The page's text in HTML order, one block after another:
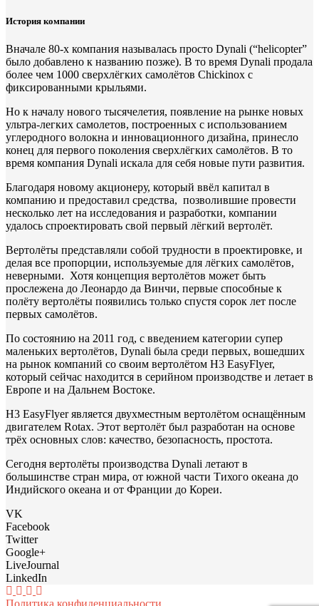
История компании
Вначале 80-х компания называлась просто Dynali (“helicopter”
было добавлено к названию позже). В то время Dynali продала
более чем 1000 сверхлёгких самолётов Chickinox с
фиксированными крыльями.
Но к началу нового тысячелетия, появление на рынке новых
ультра-легких самолетов, построенных с использованием
углеродного волокна и инновационного дизайна, принесло
конец для первого поколения сверхлёгких самолётов. В то
время компания Dynali искала для себя новые пути развития.
Благодаря новому акционеру, который ввёл капитал в
компанию и предоставил средства, позволившие провести
несколько лет на исследования и разработки, компании
удалось спроектировать свой первый лёгкий вертолёт.
Вертолёты представляли собой трудности в проектировке, и
делая все пропорции, используемые для лёгких самолётов,
неверными. Хотя концепция вертолётов может быть
прослежена до Леонардо да Винчи, первые способные к
полёту вертолёты появились только спустя сорок лет после
первых самолётов.
По состоянию на 2011 год, с введением категории супер
маленьких вертолётов, Dynali была среди первых, вошедших
на рынок компаний со своим вертолётом Н3 EasyFlyer,
который сейчас находится в серийном производстве и летает в
Европе и на Дальнем Востоке.
Н3 EasyFlyer является двухместным вертолётом оснащённым
двигателем Rotax. Этот вертолёт был разработан на основе
трёх основных слов: качество, безопасность, простота.
Сегодня вертолёты производства Dynali летают в
большинстве стран мира, от южной части Тихого океана до
Индийского океана и от Франции до Кореи.
VK
Facebook
Twitter
Google+
LiveJournal
LinkedIn
Политика конфиденциальности